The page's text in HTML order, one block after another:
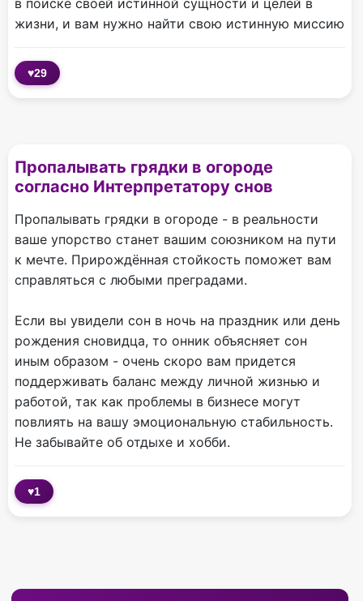
в поиске своей истинной сущности и целей в
жизни, и вам нужно найти свою истинную миссию
♥29
Пропалывать грядки в огороде
согласно Интерпретатору снов
Пропалывать грядки в огороде - в реальности
ваше упорство станет вашим союзником на пути
к мечте. Прирождённая стойкость поможет вам
справляться с любыми преградами.
Если вы увидели сон в ночь на праздник или день
рождения сновидца, то онник объясняет сон
иным образом - очень скоро вам придется
поддерживать баланс между личной жизнью и
работой, так как проблемы в бизнесе могут
повлиять на вашу эмоциональную стабильность.
Не забывайте об отдыхе и хобби.
♥1